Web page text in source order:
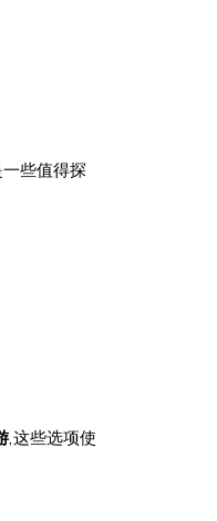
些值得探
,这些选项使